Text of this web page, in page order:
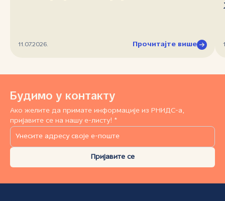
11.07.2026. Прочитајте више
Будимо у контакту
Ако желите да примате информације из РНИДС-а,
пријавите се на нашу е-листу! *
Пријавите се